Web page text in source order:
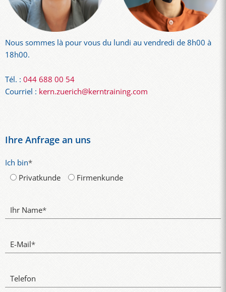
Nous sommes là pour vous du lundi au vendredi de 8h00 à
18h00.
Tél. : 044 688 00 54
Courriel : kern.zuerich@kerntraining.com
Ihre Anfrage an uns
Ich bin*
Privatkunde
Firmenkunde
Ihr Name*
E-Mail*
Telefon